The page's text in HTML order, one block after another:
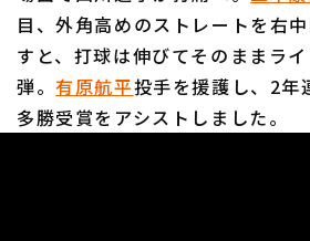
目、外角高めのストレートを右
すと、打球は伸びてそのままラ
弾。有原航平投手を援護し、2年
多勝受賞をアシストしました。